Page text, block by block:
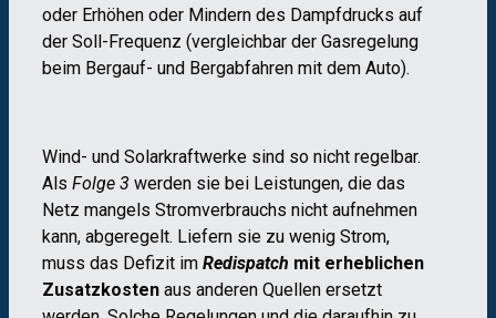
oder Erhöhen oder Mindern des Dampfdrucks auf
der Soll-Frequenz (vergleichbar der Gasregelung
beim Bergauf- und Bergabfahren mit dem Auto).
Wind- und Solarkraftwerke sind so nicht regelbar.
Als Folge 3 werden sie bei Leistungen, die das
Netz mangels Stromverbrauchs nicht aufnehmen
kann, abgeregelt. Liefern sie zu wenig Strom,
muss das Defizit im Redispatch mit erheblichen
Zusatzkosten aus anderen Quellen ersetzt